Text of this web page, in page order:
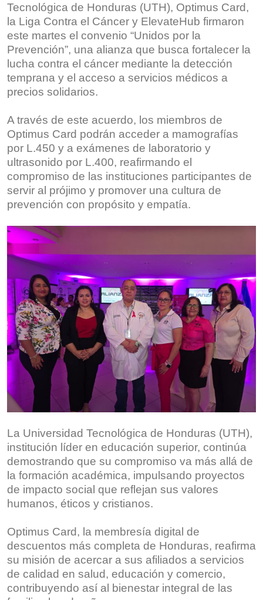
Tecnológica de Honduras (UTH), Optimus Card,
la Liga Contra el Cáncer y ElevateHub firmaron
este martes el convenio “Unidos por la
Prevención”, una alianza que busca fortalecer la
lucha contra el cáncer mediante la detección
temprana y el acceso a servicios médicos a
precios solidarios.
A través de este acuerdo, los miembros de
Optimus Card podrán acceder a mamografías
por L.450 y a exámenes de laboratorio y
ultrasonido por L.400, reafirmando el
compromiso de las instituciones participantes de
servir al prójimo y promover una cultura de
prevención con propósito y empatía.
La Universidad Tecnológica de Honduras (UTH),
institución líder en educación superior, continúa
demostrando que su compromiso va más allá de
la formación académica, impulsando proyectos
de impacto social que reflejan sus valores
humanos, éticos y cristianos.
Optimus Card, la membresía digital de
descuentos más completa de Honduras, reafirma
su misión de acercar a sus afiliados a servicios
de calidad en salud, educación y comercio,
contribuyendo así al bienestar integral de las